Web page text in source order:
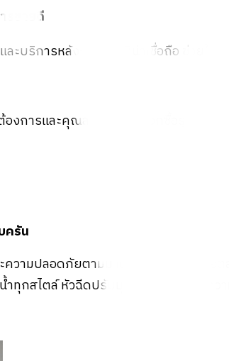
รขายดี
บริการหลังการขายที่น่าเชื่อถือ ช่วยให้มั่
งการและคุณสมบัติ เพื่อเลือกซื้อรุ่นที่คุ้มค่
ยี่ห้อชักโคร
ครัน
วามปลอดภัยตามมาตรฐานผลิตภัณฑ์อุ
ำทุกสไตล์ หัวฉีดปรับมุมทิศทางได้ เพิ่มคว